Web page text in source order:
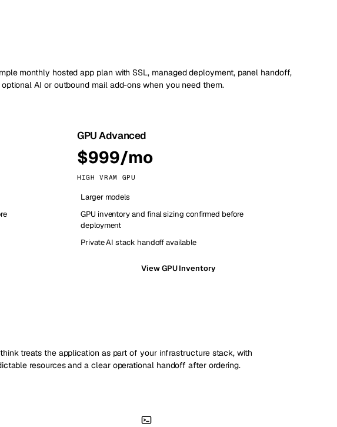
monthly hosted app plan with SSL, managed deployment, panel handoff,
AI or outbound mail add-ons when you need them.
GPU Advanced
$999/mo
HIGH VRAM GPU
Larger models
GPU inventory and final sizing confirmed before
deployment
Private AI stack handoff available
View GPU Inventory
treats the application as part of your infrastructure stack, with
resources and a clear operational handoff after ordering.